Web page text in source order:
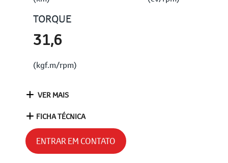
TORQUE
31,6
(kgf.m/rpm)
VER MAIS
FICHA TÉCNICA
ENTRAR EM CONTATO